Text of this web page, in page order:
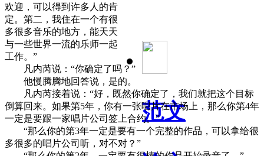
范文
欢迎，可以得到许多人的肯
定。第二，我住在一个有很
多很多音乐的地方，能天天
与一些世界一流的乐师一起
工作。”
凡内芮说：“你确定了吗？”
他慢腾腾地回答说，是的。
凡内芮接着说：“好，既然你确定了，我们就把这个目标
倒算回来。如果第5年，你有一张唱片在市场上，那么你第4年
一定是要跟一家唱片公司签上合约。”
“那么你的第3年一定是要有一个完整的作品，可以拿给很
多很多的唱片公司听，对不对？”